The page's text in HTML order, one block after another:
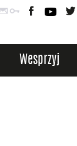
PocztaLogowanie
Wesprzyj